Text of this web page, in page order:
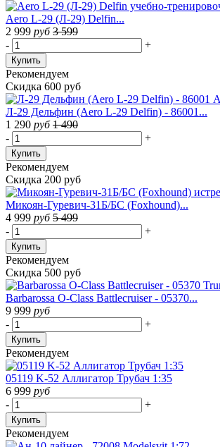
Aero L-29 (Л-29) Delfin...
2 999 руб 3 599
-
+
Купить
Рекомендуем
Скидка 600 руб
Л-29 Дельфин (Aero L-29 Delfin) - 86001...
1 290 руб 1 490
-
+
Купить
Рекомендуем
Скидка 200 руб
Микоян-Гуревич-31Б/БС (Foxhound)...
4 999 руб 5 499
-
+
Купить
Рекомендуем
Скидка 500 руб
Barbarossa O-Class Battlecruiser - 05370...
9 999 руб
-
+
Купить
Рекомендуем
05119 K-52 Аллигатор Трубач 1:35
6 999 руб
-
+
Купить
Рекомендуем